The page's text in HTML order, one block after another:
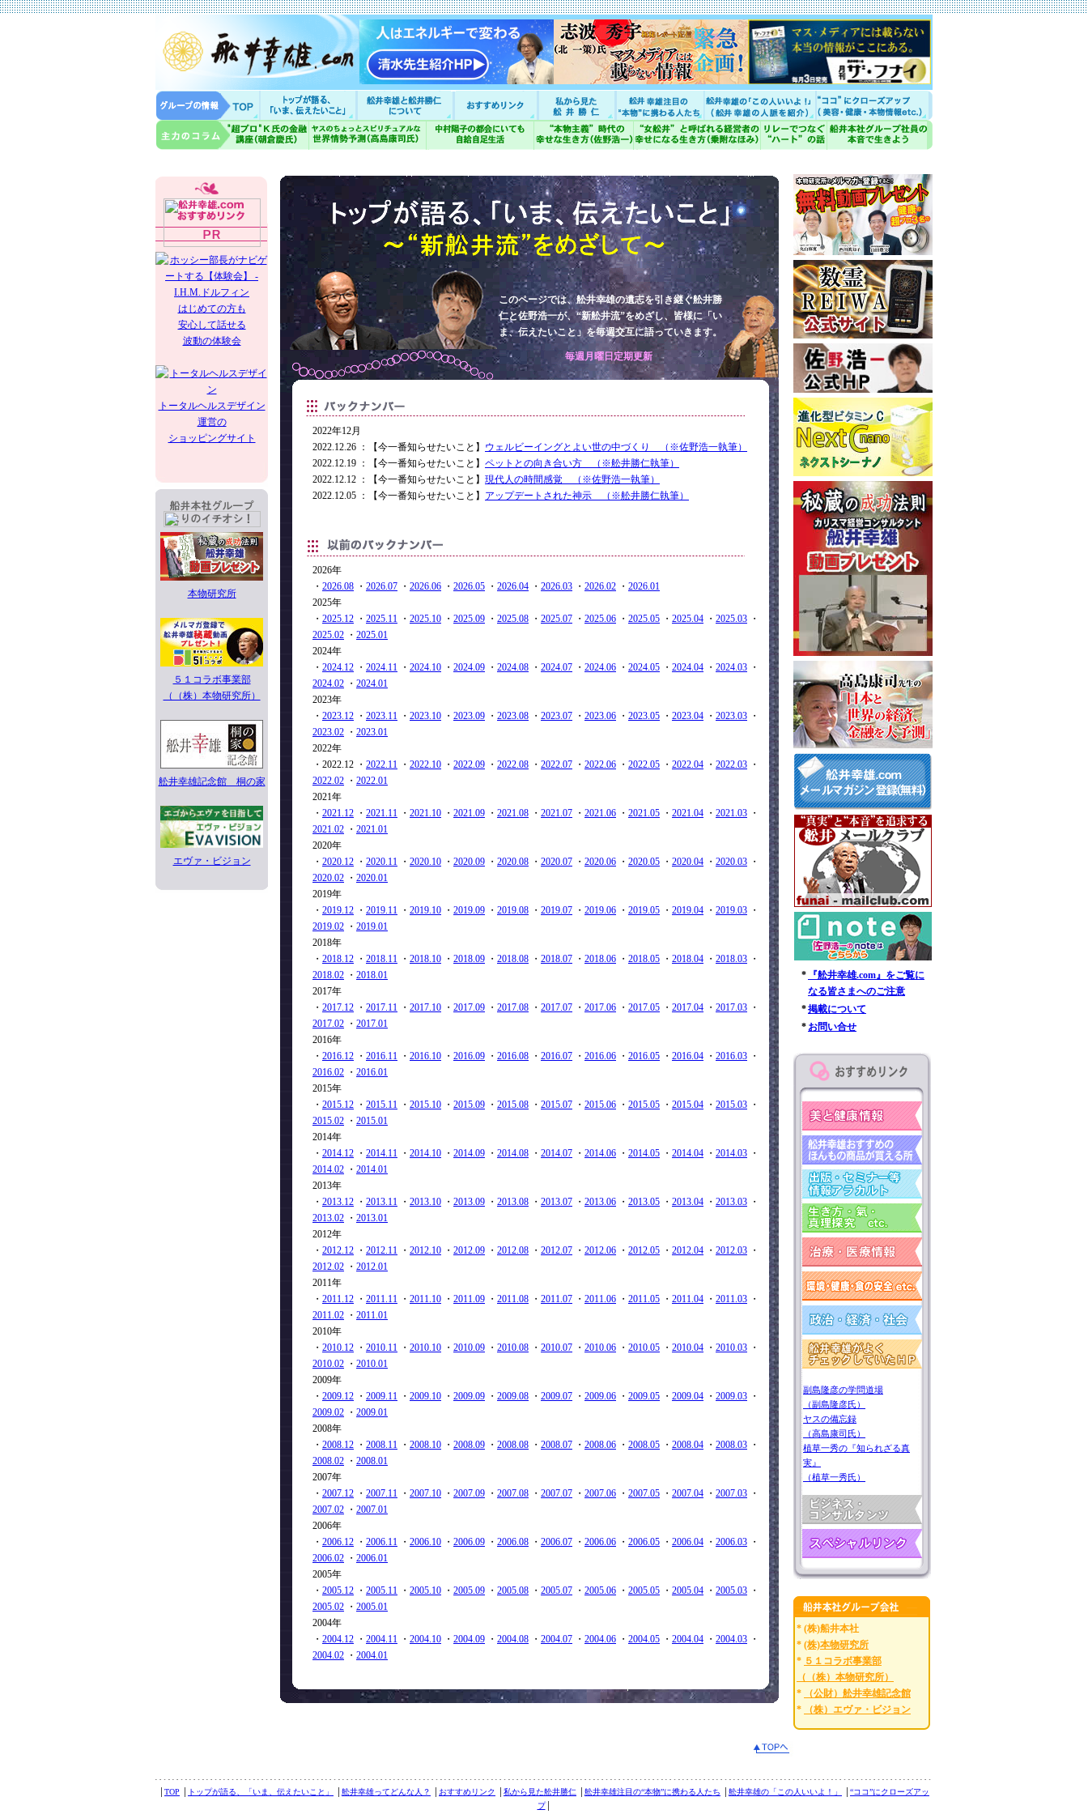
はじめての方も
安心して話せる
波動の体験会
トータルヘルスデザイン
運営の
ショッピングサイト
本物研究所
５１コラボ事業部
（（株）本物研究所）
舩井幸雄記念館 桐の家
エヴァ・ビジョン
このページでは、舩井幸雄の遺志を引き継ぐ舩井勝
仁と佐野浩一が、“新舩井流”をめざし、皆様に「い
ま、伝えたいこと」を毎週交互に語っていきます。
毎週月曜日定期更新
2022年12月
2022.12.26 ：【今一番知らせたいこと】 ウェルビーイングとよい世の中づくり （※佐野浩一執筆）
2022.12.19 ：【今一番知らせたいこと】 ペットとの向き合い方 （※舩井勝仁執筆）
2022.12.12 ：【今一番知らせたいこと】 現代人の時間感覚 （※佐野浩一執筆）
2022.12.05 ：【今一番知らせたいこと】 アップデートされた神示 （※舩井勝仁執筆）
2026年
・ 2026.08 ・ 2026.07 ・ 2026.06 ・ 2026.05 ・ 2026.04 ・ 2026.03 ・ 2026.02 ・ 2026.01
2025年
・ 2025.12 ・ 2025.11 ・ 2025.10 ・ 2025.09 ・ 2025.08 ・ 2025.07 ・ 2025.06 ・ 2025.05 ・ 2025.04 ・ 2025.03 ・
2025.02 ・ 2025.01
2024年
・ 2024.12 ・ 2024.11 ・ 2024.10 ・ 2024.09 ・ 2024.08 ・ 2024.07 ・ 2024.06 ・ 2024.05 ・ 2024.04 ・ 2024.03 ・
2024.02 ・ 2024.01
2023年
・ 2023.12 ・ 2023.11 ・ 2023.10 ・ 2023.09 ・ 2023.08 ・ 2023.07 ・ 2023.06 ・ 2023.05 ・ 2023.04 ・ 2023.03 ・
2023.02 ・ 2023.01
2022年
・2022.12 ・ 2022.11 ・ 2022.10 ・ 2022.09 ・ 2022.08 ・ 2022.07 ・ 2022.06 ・ 2022.05 ・ 2022.04 ・ 2022.03 ・
2022.02 ・ 2022.01
2021年
・ 2021.12 ・ 2021.11 ・ 2021.10 ・ 2021.09 ・ 2021.08 ・ 2021.07 ・ 2021.06 ・ 2021.05 ・ 2021.04 ・ 2021.03 ・
2021.02 ・ 2021.01
2020年
・ 2020.12 ・ 2020.11 ・ 2020.10 ・ 2020.09 ・ 2020.08 ・ 2020.07 ・ 2020.06 ・ 2020.05 ・ 2020.04 ・ 2020.03 ・
2020.02 ・ 2020.01
2019年
・ 2019.12 ・ 2019.11 ・ 2019.10 ・ 2019.09 ・ 2019.08 ・ 2019.07 ・ 2019.06 ・ 2019.05 ・ 2019.04 ・ 2019.03 ・
2019.02 ・ 2019.01
2018年
・ 2018.12 ・ 2018.11 ・ 2018.10 ・ 2018.09 ・ 2018.08 ・ 2018.07 ・ 2018.06 ・ 2018.05 ・ 2018.04 ・ 2018.03 ・
2018.02 ・ 2018.01
2017年
・ 2017.12 ・ 2017.11 ・ 2017.10 ・ 2017.09 ・ 2017.08 ・ 2017.07 ・ 2017.06 ・ 2017.05 ・ 2017.04 ・ 2017.03 ・
2017.02 ・ 2017.01
2016年
・ 2016.12 ・ 2016.11 ・ 2016.10 ・ 2016.09 ・ 2016.08 ・ 2016.07 ・ 2016.06 ・ 2016.05 ・ 2016.04 ・ 2016.03 ・
2016.02 ・ 2016.01
2015年
・ 2015.12 ・ 2015.11 ・ 2015.10 ・ 2015.09 ・ 2015.08 ・ 2015.07 ・ 2015.06 ・ 2015.05 ・ 2015.04 ・ 2015.03 ・
2015.02 ・ 2015.01
2014年
・ 2014.12 ・ 2014.11 ・ 2014.10 ・ 2014.09 ・ 2014.08 ・ 2014.07 ・ 2014.06 ・ 2014.05 ・ 2014.04 ・ 2014.03 ・
2014.02 ・ 2014.01
2013年
・ 2013.12 ・ 2013.11 ・ 2013.10 ・ 2013.09 ・ 2013.08 ・ 2013.07 ・ 2013.06 ・ 2013.05 ・ 2013.04 ・ 2013.03 ・
2013.02 ・ 2013.01
2012年
・ 2012.12 ・ 2012.11 ・ 2012.10 ・ 2012.09 ・ 2012.08 ・ 2012.07 ・ 2012.06 ・ 2012.05 ・ 2012.04 ・ 2012.03 ・
2012.02 ・ 2012.01
2011年
・ 2011.12 ・ 2011.11 ・ 2011.10 ・ 2011.09 ・ 2011.08 ・ 2011.07 ・ 2011.06 ・ 2011.05 ・ 2011.04 ・ 2011.03 ・
2011.02 ・ 2011.01
2010年
・ 2010.12 ・ 2010.11 ・ 2010.10 ・ 2010.09 ・ 2010.08 ・ 2010.07 ・ 2010.06 ・ 2010.05 ・ 2010.04 ・ 2010.03 ・
2010.02 ・ 2010.01
2009年
・ 2009.12 ・ 2009.11 ・ 2009.10 ・ 2009.09 ・ 2009.08 ・ 2009.07 ・ 2009.06 ・ 2009.05 ・ 2009.04 ・ 2009.03 ・
2009.02 ・ 2009.01
2008年
・ 2008.12 ・ 2008.11 ・ 2008.10 ・ 2008.09 ・ 2008.08 ・ 2008.07 ・ 2008.06 ・ 2008.05 ・ 2008.04 ・ 2008.03 ・
2008.02 ・ 2008.01
2007年
・ 2007.12 ・ 2007.11 ・ 2007.10 ・ 2007.09 ・ 2007.08 ・ 2007.07 ・ 2007.06 ・ 2007.05 ・ 2007.04 ・ 2007.03 ・
2007.02 ・ 2007.01
2006年
・ 2006.12 ・ 2006.11 ・ 2006.10 ・ 2006.09 ・ 2006.08 ・ 2006.07 ・ 2006.06 ・ 2006.05 ・ 2006.04 ・ 2006.03 ・
2006.02 ・ 2006.01
2005年
・ 2005.12 ・ 2005.11 ・ 2005.10 ・ 2005.09 ・ 2005.08 ・ 2005.07 ・ 2005.06 ・ 2005.05 ・ 2005.04 ・ 2005.03 ・
2005.02 ・ 2005.01
2004年
・ 2004.12 ・ 2004.11 ・ 2004.10 ・ 2004.09 ・ 2004.08 ・ 2004.07 ・ 2004.06 ・ 2004.05 ・ 2004.04 ・ 2004.03 ・
2004.02 ・ 2004.01
*
『舩井幸雄.com』をご覧に
なる皆さまへのご注意
*掲載について
* お問い合せ
副島隆彦の学問道場
（副島隆彦氏）
ヤスの備忘録
（高島康司氏）
植草一秀の『知られざる真
実』
（植草一秀氏）
* (株)船井本社
* (株)本物研究所
* ５１コラボ事業部
（（株）本物研究所）
*
（公財）舩井幸雄記念館
*
（株）エヴァ・ビジョン
TOP トップが語る、「いま、伝えたいこと」 舩井幸雄ってどんな人？ おすすめリンク 私から見た舩井勝仁 舩井幸雄注目の“本物”に携わる人たち 舩井幸雄の「この人いいよ！」
“ココ”にクローズアッ
プ│